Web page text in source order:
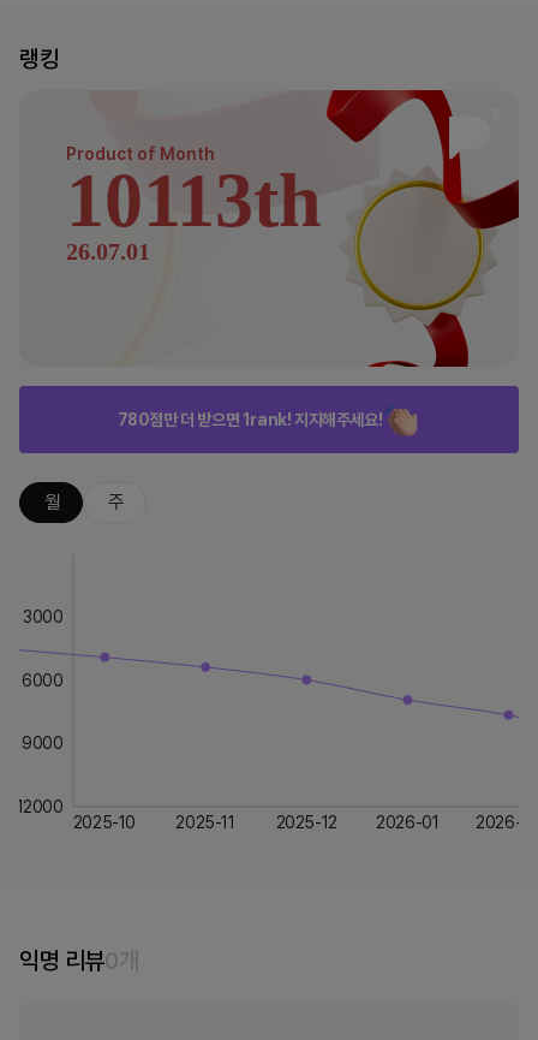
랭킹
Product of Month
10113th
26.07.01
780점만 더 받으면 1rank! 지지해주세요!
월 주
2025-10 2025-11 2025-12 2026-01 2026-
3000
6000
9000
12000
익명 리뷰0개